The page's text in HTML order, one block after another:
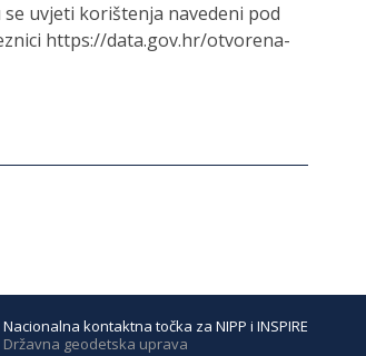
uvjeti korištenja navedeni pod
https://data.gov.hr/otvorena-
Nacionalna kontaktna točka za NIPP i INSPIRE
Državna geodetska uprava